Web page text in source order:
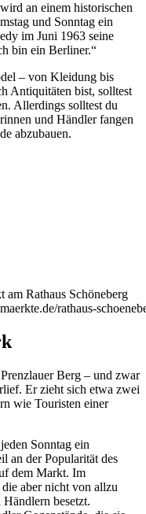
an einem historischen
und Sonntag ein
im Juni 1963 seine
bin ein Berliner.“
– von Kleidung bis
Antiquitäten bist, solltest
Allerdings solltest du
und Händler fangen
abzubauen.
rathaus-
Berg – und zwar
Er zieht sich etwa zwei
wie Touristen einer
Sonntag ein
an der Popularität des
dem Markt. Im
aber nicht von allzu
besetzt.